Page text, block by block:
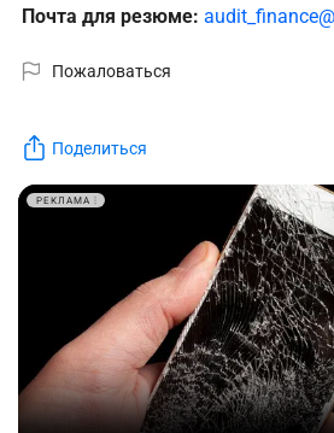
Почта для резюме:
Пожаловаться
Поделиться
РЕКЛАМА